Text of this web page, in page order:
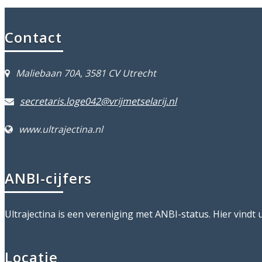
Contact
Maliebaan 70A, 3581 CV Utrecht
secretaris.loge042@vrijmetselarij.nl
www.ultrajectina.nl
ANBI-cijfers
Ultrajectina is een vereniging met ANBI-status. Hier vindt
Locatie